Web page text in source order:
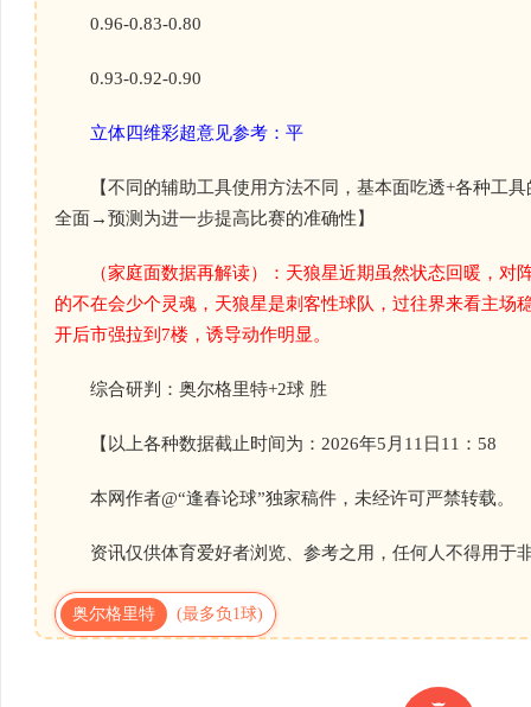
0.96-0.83-0.80
0.93-0.92-0.90
立体四维彩超意见参考：平
【不同的辅助工具使用方法不同，基本面吃透+各种工具
全面→预测为进一步提高比赛的准确性】
（家庭面数据再解读）：天狼星近期虽然状态回暖，对
的不在会少个灵魂，天狼星是刺客性球队，过往界来看主场
开后市强拉到7楼，诱导动作明显。
综合研判：奥尔格里特+2球 胜
【以上各种数据截止时间为：2026年5月11日11：58
本网作者@“逢春论球”独家稿件，未经许可严禁转载。
资讯仅供体育爱好者浏览、参考之用，任何人不得用于
奥尔格里特 (最多负1球)